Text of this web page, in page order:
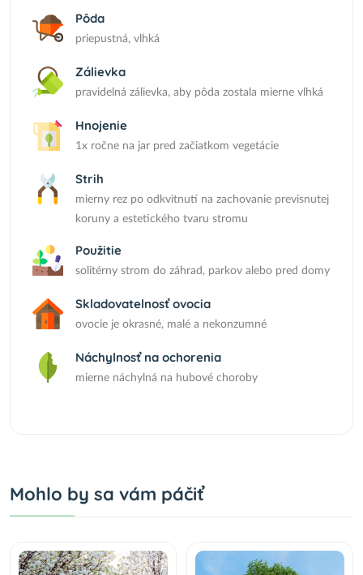
Pôda
priepustná, vlhká
Zálievka
pravidelná zálievka, aby pôda zostala mierne vlhká
Hnojenie
1x ročne na jar pred začiatkom vegetácie
Strih
mierny rez po odkvitnutí na zachovanie previsnutej
koruny a estetického tvaru stromu
Použitie
solitérny strom do záhrad, parkov alebo pred domy
Skladovatelnosť ovocia
ovocie je okrasné, malé a nekonzumné
Náchylnosť na ochorenia
mierne náchylná na hubové choroby
Mohlo by sa vám páčiť